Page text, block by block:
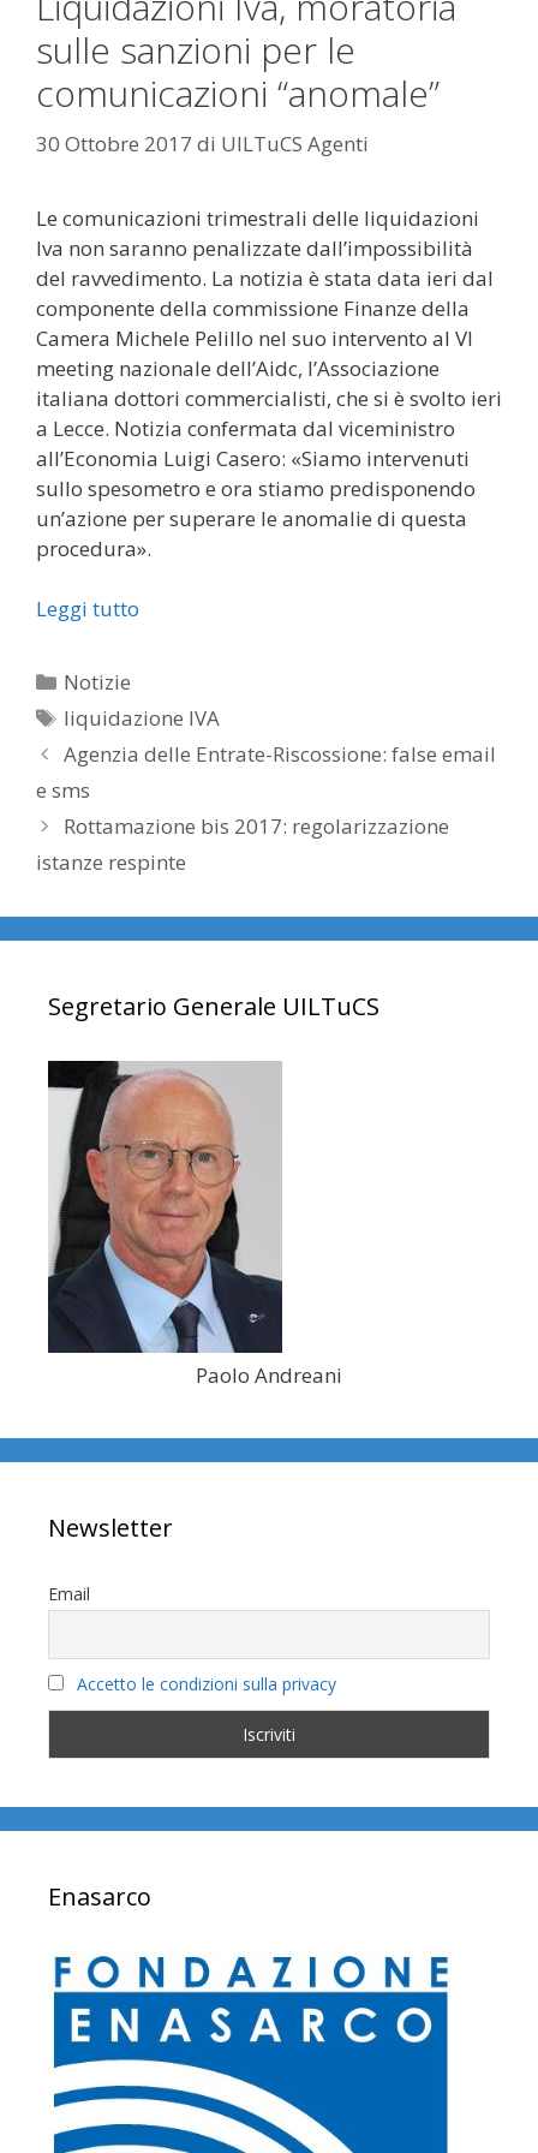
sulle sanzioni per le
comunicazioni “anomale”
30 Ottobre 2017 di UILTuCS Agenti
Le comunicazioni trimestrali delle liquidazioni
Iva non saranno penalizzate dall’impossibilità
del ravvedimento. La notizia è stata data ieri dal
componente della commissione Finanze della
Camera Michele Pelillo nel suo intervento al VI
meeting nazionale dell’Aidc, l’Associazione
italiana dottori commercialisti, che si è svolto ieri
a Lecce. Notizia confermata dal viceministro
all’Economia Luigi Casero: «Siamo intervenuti
sullo spesometro e ora stiamo predisponendo
un’azione per superare le anomalie di questa
procedura».
Leggi tutto
Categorie
Notizie
Tag
liquidazione IVA
Agenzia delle Entrate-Riscossione: false email
e sms
Rottamazione bis 2017: regolarizzazione
istanze respinte
Segretario Generale UILTuCS
Paolo Andreani
Newsletter
Email
Accetto le condizioni sulla privacy
Enasarco